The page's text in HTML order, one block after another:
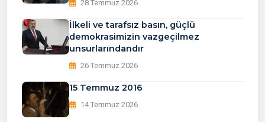
28 Temmuz 2026
İlkeli ve tarafsız basın, güçlü
demokrasimizin vazgeçilmez
unsurlarındandır
26 Temmuz 2026
15 Temmuz 2016
14 Temmuz 2026